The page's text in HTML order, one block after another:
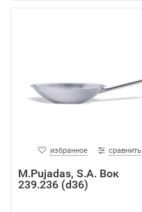
избранное сравнить
M.Pujadas, S.A. Вок
239.236 (d36)